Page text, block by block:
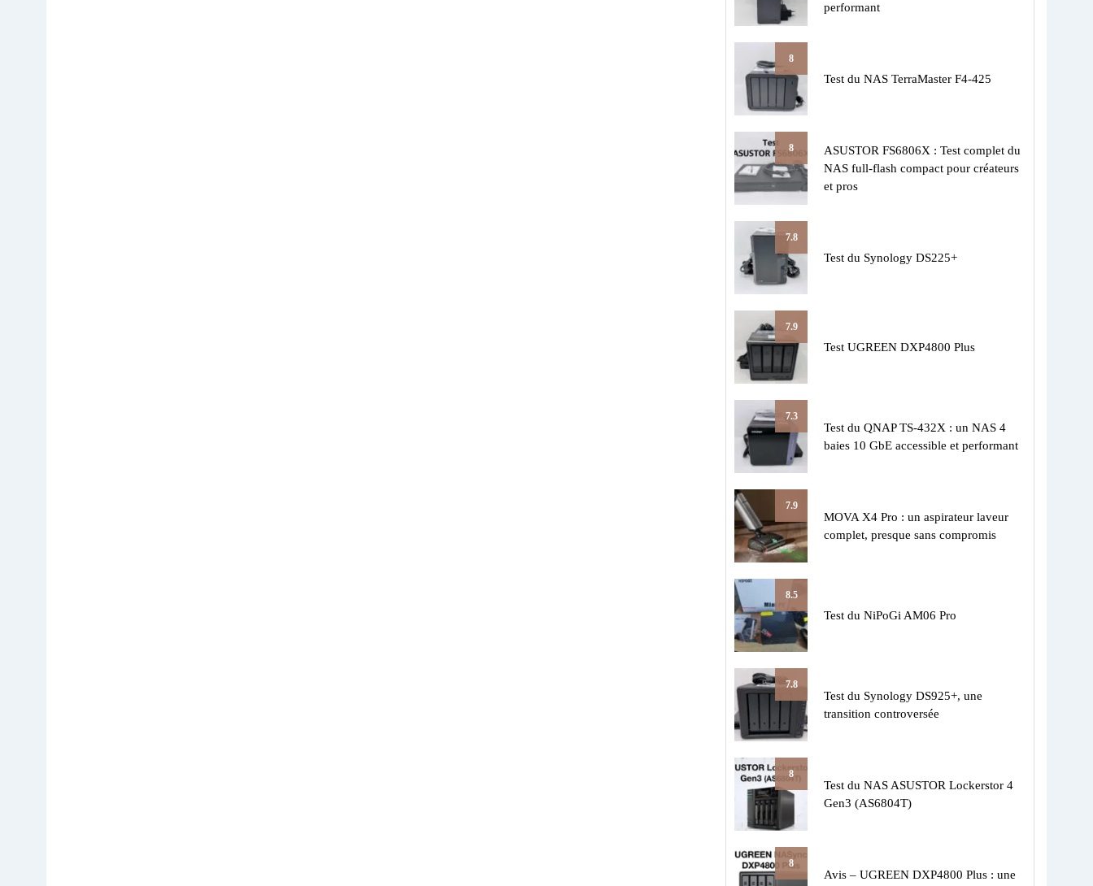
performant
8
Test du NAS TerraMaster F4-425
8
ASUSTOR FS6806X : Test complet du
NAS full-flash compact pour créateurs
et pros
7.8
Test du Synology DS225+
7.9
Test UGREEN DXP4800 Plus
7.3
Test du QNAP TS-432X : un NAS 4
baies 10 GbE accessible et performant
7.9
MOVA X4 Pro : un aspirateur laveur
complet, presque sans compromis
8.5
Test du NiPoGi AM06 Pro
7.8
Test du Synology DS925+, une
transition controversée
8
Test du NAS ASUSTOR Lockerstor 4
Gen3 (AS6804T)
8
Avis – UGREEN DXP4800 Plus : une